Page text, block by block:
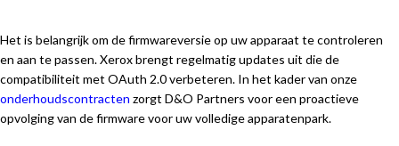
Het is belangrijk om de firmwareversie op uw apparaat te controleren
en aan te passen. Xerox brengt regelmatig updates uit die de
compatibiliteit met OAuth 2.0 verbeteren. In het kader van onze
onderhoudscontracten zorgt D&O Partners voor een proactieve
opvolging van de firmware voor uw volledige apparatenpark.